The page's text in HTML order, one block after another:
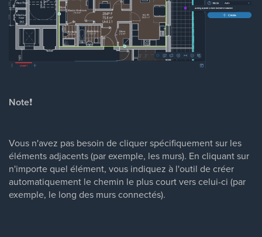
Note❗
Vous n'avez pas besoin de cliquer spécifiquement sur les
éléments adjacents (par exemple, les murs). En cliquant sur
n'importe quel élément, vous indiquez à l'outil de créer
automatiquement le chemin le plus court vers celui-ci (par
exemple, le long des murs connectés).